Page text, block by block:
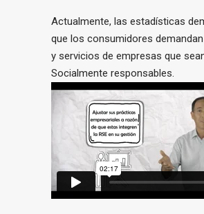
Actualmente, las estadísticas
que los consumidores
y servicios de empresas que
Socialmente responsables.